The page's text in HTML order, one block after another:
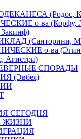
(Родос,
о-ва (Корфу,
Закинф)
(Санторини,
о-ва
Агистри)
СПОРАДЫ
(Эвбея)
СЕГОДНЯ
ЖИЗНИ